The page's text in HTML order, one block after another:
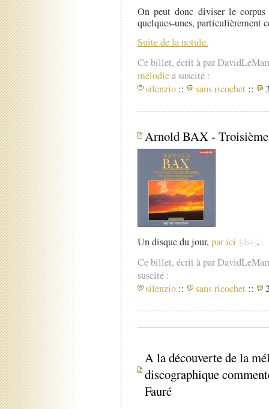
On peut donc diviser le corpus
quelques-unes, particulièrement
Suite de la notule.
Ce billet, écrit à par
mélodiea suscité :
silenzio :: sans ricochet ::
Arnold BAX -
Un disque du jour, par ici
.
Ce billet, écrit à par
suscité :
silenzio :: sans ricochet ::
A la découverte de la
discographique
Fauré